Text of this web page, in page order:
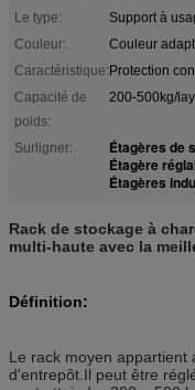
Le type:
Support à
Couleur:
Couleur
Caractéristique:Protection
Capacité de
poids:
200-500kg/
Surligner: Étagères de
Étagère
Étagères
Rack de stockage à
multi-haute avec la
Définition:
Le rack moyen appartient
d'entrepôt.Il peut être